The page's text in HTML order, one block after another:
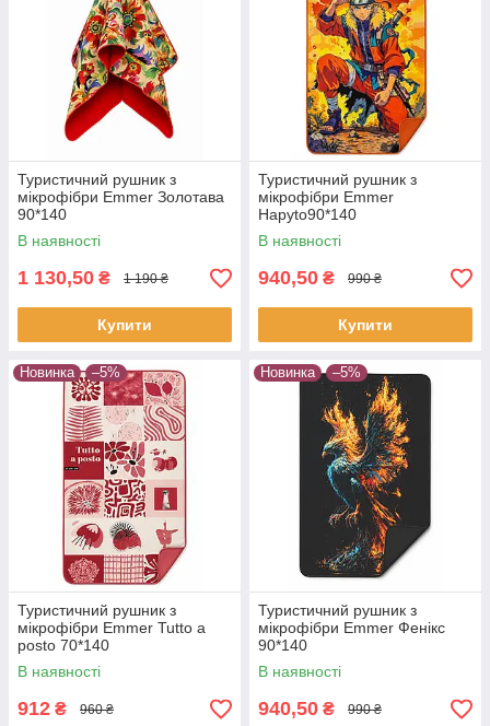
Туристичний рушник з
мікрофібри Emmer Золотава
90*140
В наявності
1 130,50 ₴ 1 190 ₴
Купити
Туристичний рушник з
мікрофібри Emmer
Hapyto90*140
В наявності
940,50 ₴ 990 ₴
Купити
Новинка –5%
Туристичний рушник з
мікрофібри Emmer Tutto a
posto 70*140
В наявності
912 ₴ 960 ₴
Новинка –5%
Туристичний рушник з
мікрофібри Emmer Фенікс
90*140
В наявності
940,50 ₴ 990 ₴